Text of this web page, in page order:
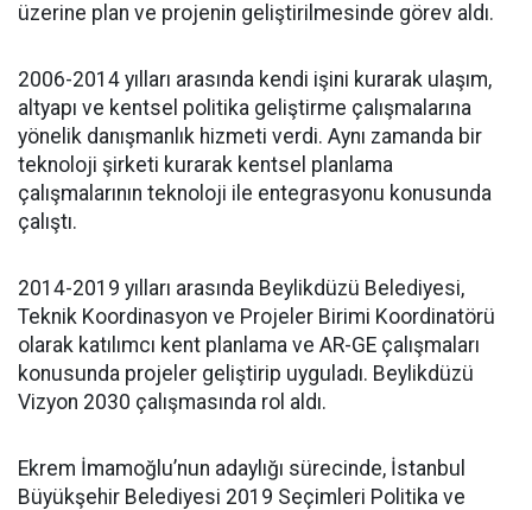
üzerine plan ve projenin geliştirilmesinde görev aldı.
2006-2014 yılları arasında kendi işini kurarak ulaşım,
altyapı ve kentsel politika geliştirme çalışmalarına
yönelik danışmanlık hizmeti verdi. Aynı zamanda bir
teknoloji şirketi kurarak kentsel planlama
çalışmalarının teknoloji ile entegrasyonu konusunda
çalıştı.
2014-2019 yılları arasında Beylikdüzü Belediyesi,
Teknik Koordinasyon ve Projeler Birimi Koordinatörü
olarak katılımcı kent planlama ve AR-GE çalışmaları
konusunda projeler geliştirip uyguladı. Beylikdüzü
Vizyon 2030 çalışmasında rol aldı.
Ekrem İmamoğlu’nun adaylığı sürecinde, İstanbul
Büyükşehir Belediyesi 2019 Seçimleri Politika ve